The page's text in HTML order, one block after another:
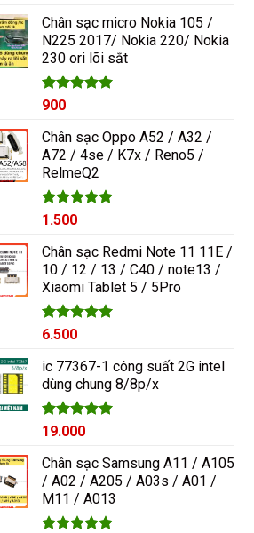
5 sao
là:
1.200₫.
tại
là:
1.000₫.
Chân sạc micro Nokia 105 /
N225 2017/ Nokia 220/ Nokia
230 ori lõi sắt
Được xếp
5 sao
900
Chân sạc Oppo A52 / A32 /
A72 / 4se / K7x / Reno5 /
RelmeQ2
Được xếp
5 sao
1.500
Chân sạc Redmi Note 11 11E /
10 / 12 / 13 / C40 / note13 /
Xiaomi Tablet 5 / 5Pro
Được xếp
5 sao
6.500
ic 77367-1 công suất 2G intel
dùng chung 8/8p/x
Được xếp
5 sao
19.000
Chân sạc Samsung A11 / A105
/ A02 / A205 / A03s / A01 /
M11 / A013